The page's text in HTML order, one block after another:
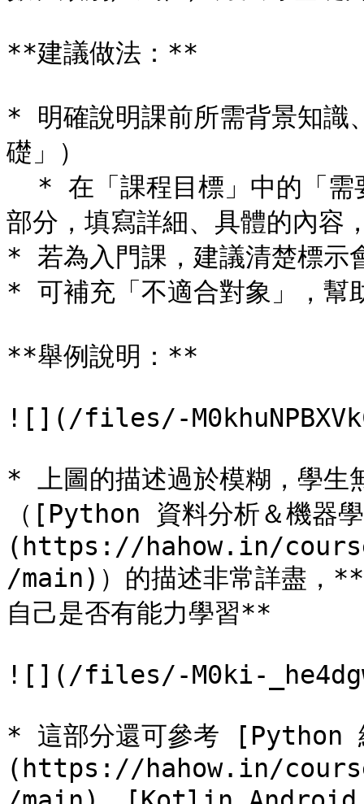
**建議做法：**
* 明確說明課前所需背景知識
礎」）
部分，填寫詳細、具體的內容
* 若為入門課，建議清楚標示
* 可補充「不適合對象」，幫
**舉例說明：**
![](/files/-
* 上圖的描述過於模糊，學生
（[Python 資料分析＆機器
(https://hahow.in/
/main)）的描述非常詳盡，**
自己是否有能力學習**
![](/files/-M0ki-
* 這部分還可參考 [Python
(https://hahow.in/